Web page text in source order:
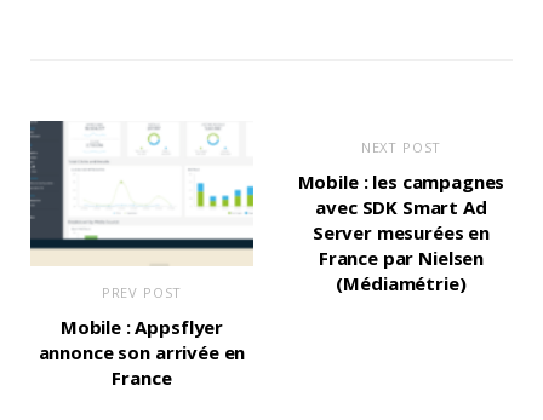
PREV POST
Mobile : Appsflyer
annonce son arrivée en
France
NEXT POST
Mobile : les campagnes
avec SDK Smart Ad
Server mesurées en
France par Nielsen
(Médiamétrie)